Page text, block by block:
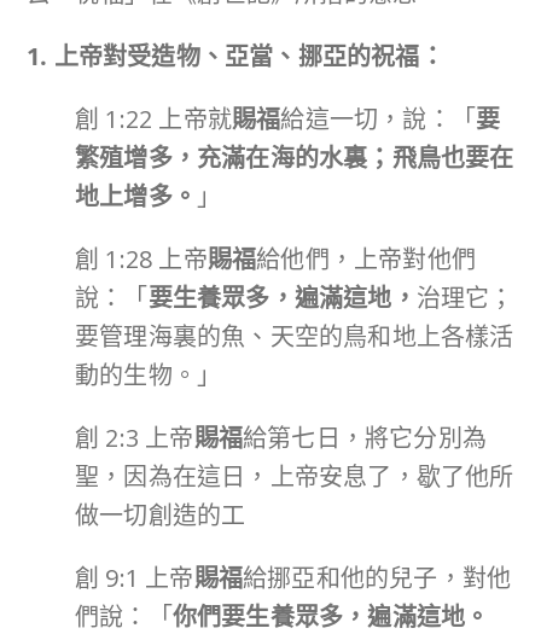
1. 上帝對受造物、亞當、挪亞的祝福：
創 1:22 上帝就賜福給這一切，說：「要
繁殖增多，充滿在海的水裏；飛鳥也要在
地上增多。 」
創 1:28 上帝賜福給他們，上帝對他們
說：「要生養眾多，遍滿這地， 治理它；
要管理海裏的魚、天空的鳥和地上各樣活
動的生物。」
創 2:3 上帝賜福給第七日，將它分別為
聖，因為在這日，上帝安息了，歇了他所
做一切創造的工
創 9:1 上帝賜福給挪亞和他的兒子，對他
們說：「你們要生養眾多，遍滿這地。